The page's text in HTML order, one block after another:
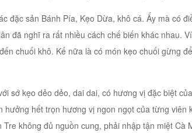
đặc sản Bánh Pía, Kẹo Dừa, khô cá. Ấy mà có
đã nghĩ ra rất nhiều cách chế biến khác nhau.
chuối khô. Kế nữa là có món kẹo chuối gừng
sớ kẹo dẻo dẻo, dai dai, có hương vị đặc biệt
hết trọn hương vị ngon ngọt của từng viên
không đủ nguồn cung, phải nhập tận miệt Cà